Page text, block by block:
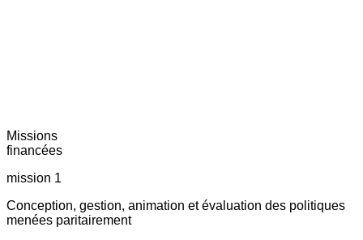
Missions
financées
mission 1
Conception, gestion, animation et évaluation des politiques
menées paritairement